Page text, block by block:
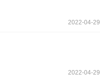
2022-04-29
2022-04-29